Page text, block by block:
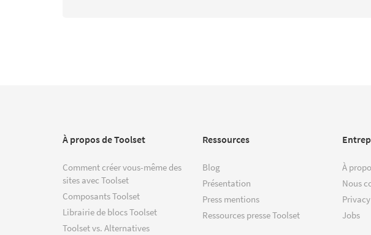
À propos de Toolset
Comment créer vous-même des
sites avec Toolset
Composants Toolset
Librairie de blocs Toolset
Toolset vs. Alternatives
Ressources
Blog
Présentation
Press mentions
Ressources presse Toolset
À
Nous
Jobs